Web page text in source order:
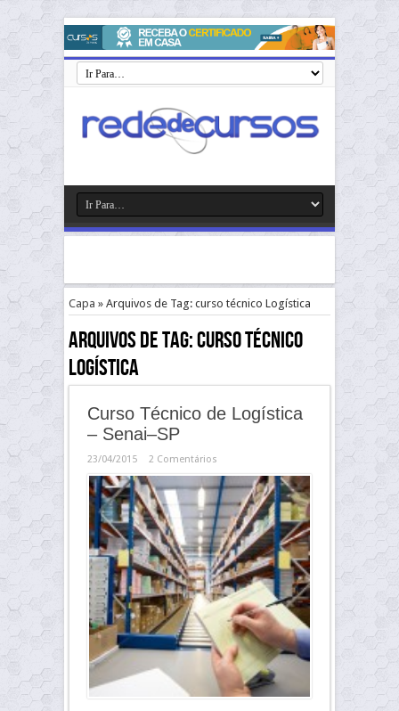
Capa » Arquivos de Tag: curso técnico Logística
Arquivos de Tag:curso técnico
Logística
Curso Técnico de Logística
– Senai–SP
23/04/2015 2 Comentários